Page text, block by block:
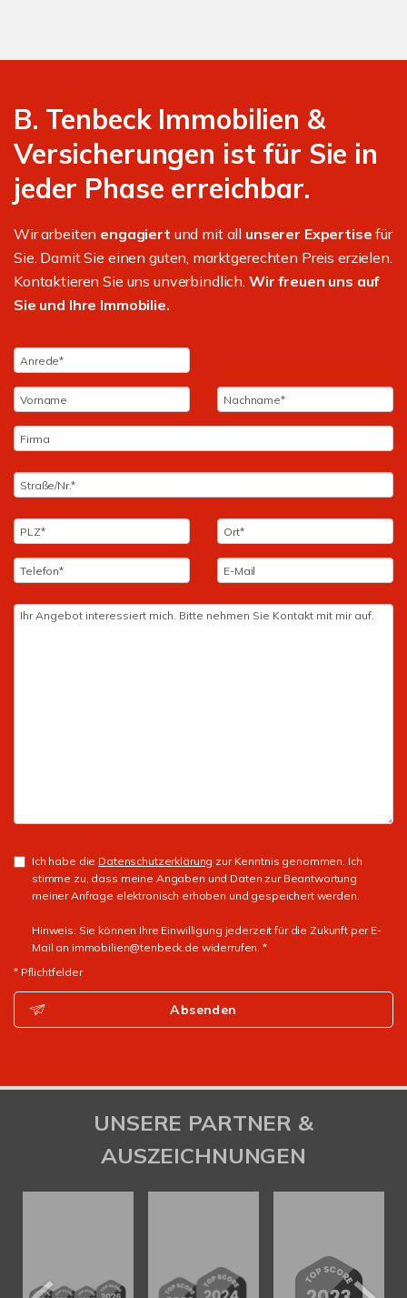
B. Tenbeck Immobilien &
Versicherungen ist für Sie in
jeder Phase erreichbar.
Wir arbeiten engagiert und mit all unserer Expertise für
Sie. Damit Sie einen guten, marktgerechten Preis erzielen.
Kontaktieren Sie uns unverbindlich. Wir freuen uns auf
Sie und Ihre Immobilie.
Ich habe die Datenschutzerklärung zur Kenntnis genommen. Ich
stimme zu, dass meine Angaben und Daten zur Beantwortung
meiner Anfrage elektronisch erhoben und gespeichert werden.
Hinweis: Sie können Ihre Einwilligung jederzeit für die Zukunft per E-
Mail an immobilien@tenbeck.de widerrufen. *
* Pflichtfelder
Absenden
UNSERE PARTNER &
AUSZEICHNUNGEN